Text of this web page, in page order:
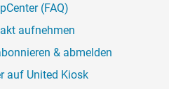
(FAQ)
aufnehmen
& abmelden
auf United Kiosk